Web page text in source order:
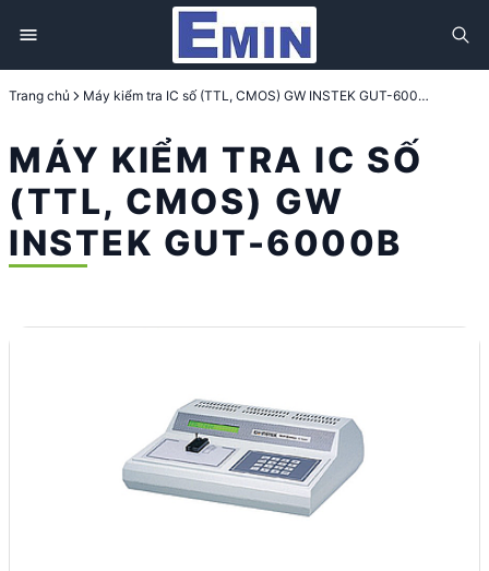
Trang chủ Máy kiểm tra IC số (TTL, CMOS) GW INSTEK GUT-6000B
MÁY KIỂM TRA IC SỐ
(TTL, CMOS) GW
INSTEK GUT-6000B